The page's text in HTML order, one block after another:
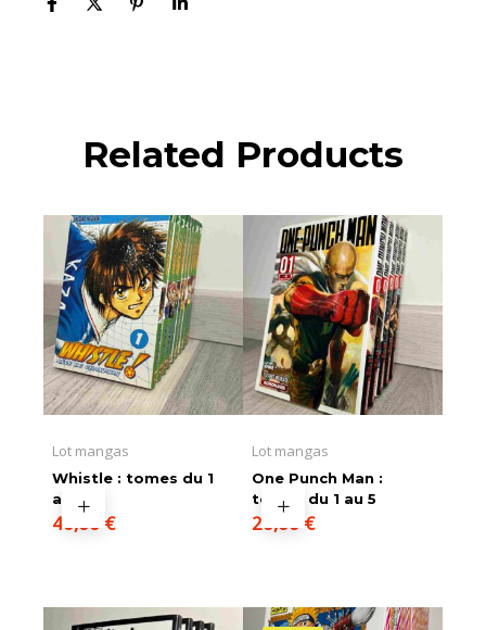
Related Products
Lot mangas
Whistle : tomes du 1
au 9
40,00 €
Lot mangas
One Punch Man :
tomes du 1 au 5
20,00 €